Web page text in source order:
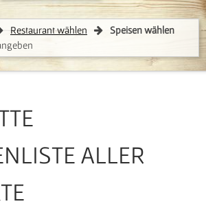
Restaurant wählen
Speisen wählen
ALLER